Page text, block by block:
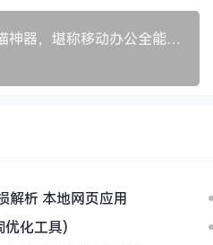
Al扫描王App，天花板级扫描神器，堪称移动办公全能助手
解析 本地网页应用
优化工具)